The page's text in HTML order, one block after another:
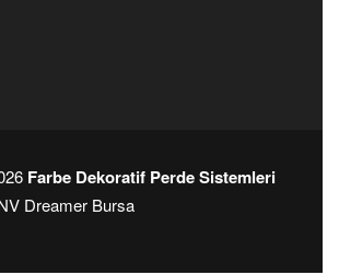
Farbe Dekoratif Perde Sistemleri
Dreamer Bursa